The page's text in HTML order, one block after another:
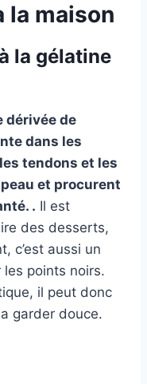
la maison
la gélatine
dérivée de
dans les
tendons et les
et procurent
. Il est
des desserts,
c’est aussi un
points noirs.
il peut donc
garder douce.